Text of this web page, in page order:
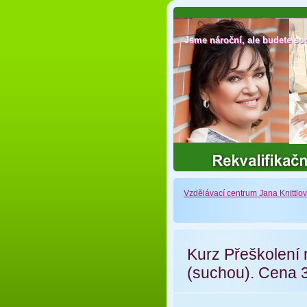
Jsme nároční, ale budete
Jsme nároční, ale budete
Vzdělávací centrum Jana
Kurz Přeškolení
(suchou). Cena